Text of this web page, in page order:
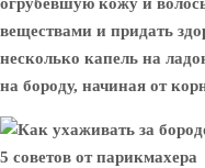
веществами и придать
несколько капель на
на бороду, начиная от